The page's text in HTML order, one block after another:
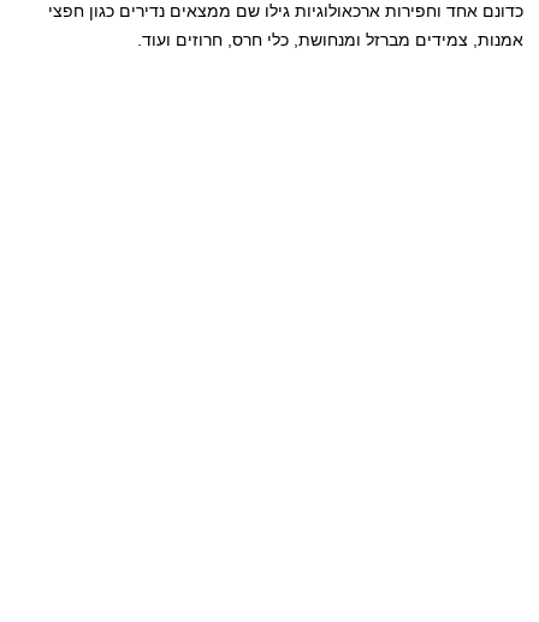
כדונם אחד וחפירות ארכאולוגיות גילו שם ממצאים נדירים כגון חפצי
אמנות, צמידים מברזל ומנחושת, כלי חרס, חרוזים ועוד.